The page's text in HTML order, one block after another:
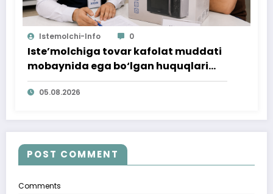
Istemolchi-Info 0
Iste’molchiga tovar kafolat muddati
mobaynida ega bo‘lgan huquqlari
ta’minlab berildi
05.08.2026
POST COMMENT
Comments